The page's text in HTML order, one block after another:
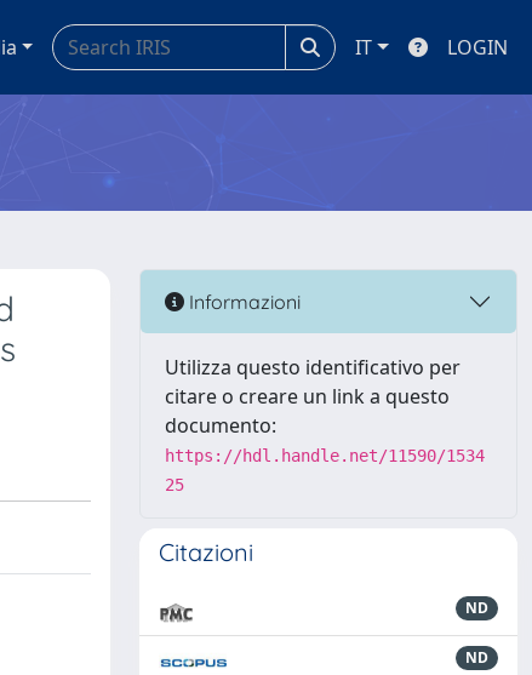
IT LOGIN
Informazioni
Utilizza questo identificativo per
citare o creare un link a questo
documento:
https://hdl.handle.net/11590/1534
25
Citazioni
ND
ND